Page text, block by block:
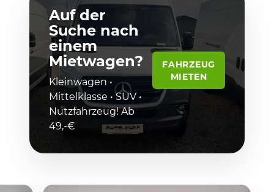
Auf der
Suche nach
einem
Mietwagen?
Kleinwagen •
Mittelklasse • SUV •
Nutzfahrzeug! Ab
49,-€
FAHRZEUG
MIETEN